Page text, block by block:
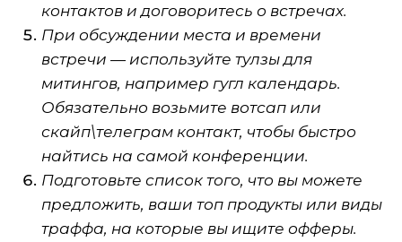
контактов и договоритесь о встречах.
При обсуждении места и времени
встречи — используйте тулзы для
митингов, например гугл календарь.
Обязательно возьмите вотсап или
скайп\телеграм контакт, чтобы быстро
найтись на самой конференции.
Подготовьте список того, что вы можете
предложить, ваши топ продукты или виды
траффа, на которые вы ищите офферы.